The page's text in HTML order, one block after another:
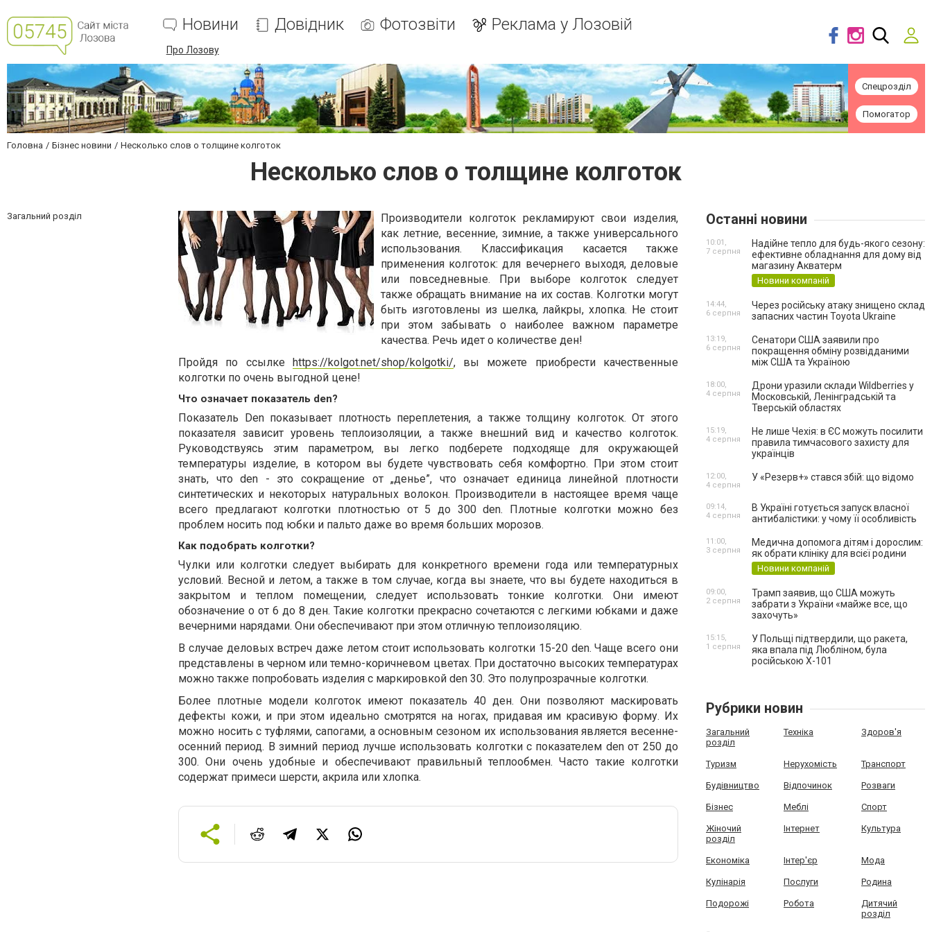
Новини Довідник Фотозвіти Реклама у Лозовій
Про Лозову
Спецрозділ
Помогатор
Головна Бізнес новини Несколько слов о толщине колготок
Несколько слов о толщине колготок
Загальний розділ
Производители колготок рекламируют свои изделия,
как летние, весенние, зимние, а также универсального
использования. Классификация касается также
применения колготок: для вечернего выходя, деловые
или повседневные. При выборе колготок следует
также обращать внимание на их состав. Колготки могут
быть изготовлены из шелка, лайкры, хлопка. Не стоит
при этом забывать о наиболее важном параметре
качества. Речь идет о количестве ден!
Пройдя по ссылке https://kolgot.net/shop/kolgotki/, вы можете приобрести качественные
колготки по очень выгодной цене!
Что означает показатель den?
Показатель Den показывает плотность переплетения, а также толщину колготок. От этого
показателя зависит уровень теплоизоляции, а также внешний вид и качество колготок.
Руководствуясь этим параметром, вы легко подберете подходяще для окружающей
температуры изделие, в котором вы будете чувствовать себя комфортно. При этом стоит
знать, что den - это сокращение от „денье”, что означает единица линейной плотности
синтетических и некоторых натуральных волокон. Производители в настоящее время чаще
всего предлагают колготки плотностью от 5 до 300 den. Плотные колготки можно без
проблем носить под юбки и пальто даже во время больших морозов.
Как подобрать колготки?
Чулки или колготки следует выбирать для конкретного времени года или температурных
условий. Весной и летом, а также в том случае, когда вы знаете, что вы будете находиться в
закрытом и теплом помещении, следует использовать тонкие колготки. Они имеют
обозначение о от 6 до 8 ден. Такие колготки прекрасно сочетаются с легкими юбками и даже
вечерними нарядами. Они обеспечивают при этом отличную теплоизоляцию.
В случае деловых встреч даже летом стоит использовать колготки 15-20 den. Чаще всего они
представлены в черном или темно-коричневом цветах. При достаточно высоких температурах
можно также попробовать изделия с маркировкой den 30. Это полупрозрачные колготки.
Более плотные модели колготок имеют показатель 40 ден. Они позволяют маскировать
дефекты кожи, и при этом идеально смотрятся на ногах, придавая им красивую форму. Их
можно носить с туфлями, сапогами, а основным сезоном их использования является весенне-
осенний период. В зимний период лучше использовать колготки с показателем den от 250 до
300. Они очень удобные и обеспечивают правильный теплообмен. Часто такие колготки
содержат примеси шерсти, акрила или хлопка.
Останні новини
Надійне тепло для будь-якого сезону:
ефективне обладнання для дому від
магазину Акватерм
Новини компаній
10:01,
7 серпня
Через російську атаку знищено склад
запасних частин Toyota Ukraine
14:44,
6 серпня
Сенатори США заявили про
покращення обміну розвідданими
між США та Україною
13:19,
6 серпня
Дрони уразили склади Wildberries у
Московській, Ленінградській та
Тверській областях
18:00,
4 серпня
Не лише Чехія: в ЄС можуть посилити
правила тимчасового захисту для
українців
15:19,
4 серпня
У «Резерв+» стався збій: що відомо
12:00,
4 серпня
В Україні готується запуск власної
антибалістики: у чому її особливість
09:14,
4 серпня
Медична допомога дітям і дорослим:
як обрати клініку для всієї родини
Новини компаній
11:00,
3 серпня
Трамп заявив, що США можуть
забрати з України «майже все, що
захочуть»
09:00,
2 серпня
У Польщі підтвердили, що ракета,
яка впала під Любліном, була
російською Х-101
15:15,
1 серпня
Рубрики новин
Загальний
розділ
Техніка Здоров'я
Туризм Нерухомість Транспорт
Будівництво Відпочинок Розваги
Бізнес Меблі Спорт
Жіночий
розділ
Інтернет Культура
Економіка Інтер'єр Мода
Кулінарія Послуги Родина
Подорожі Робота
Дитячий
розділ